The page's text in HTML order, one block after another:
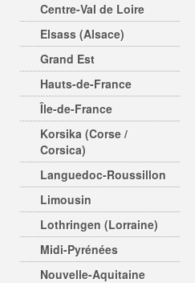
Centre-Val de Loire
Elsass (Alsace)
Grand Est
Hauts-de-France
Île-de-France
Korsika (Corse /
Corsica)
Languedoc-Roussillon
Limousin
Lothringen (Lorraine)
Midi-Pyrénées
Nouvelle-Aquitaine